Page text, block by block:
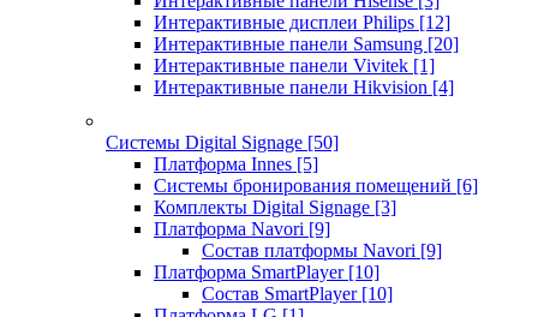
Интерактивные дисплеи Philips [12]
Интерактивные панели Samsung [20]
Интерактивные панели Vivitek [1]
Интерактивные панели Hikvision [4]
Системы Digital Signage [50]
Платформа Innes [5]
Системы бронирования помещений [6]
Комплекты Digital Signage [3]
Платформа Navori [9]
Состав платформы Navori [9]
Платформа SmartPlayer [10]
Состав SmartPlayer [10]